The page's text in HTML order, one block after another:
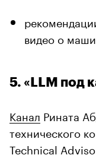
видео о
5. «LLM под
Канал Рината
технического
Technical